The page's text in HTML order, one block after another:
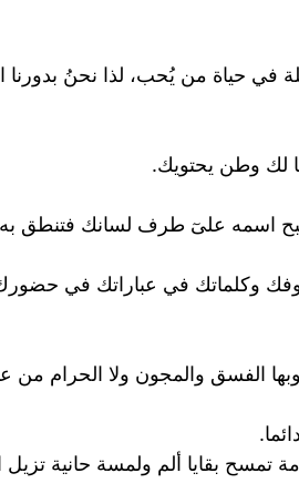
حياة من يُحب، لذا نحنُ بدورنا
لك وطن يحتويك.
اسمه علىٓ طرف لسانك فتنطق
حروفك وكلماتك في عباراتك في
الفسق والمجون ولا الحرام من
تمسح بقايا ألم ولمسة حانية